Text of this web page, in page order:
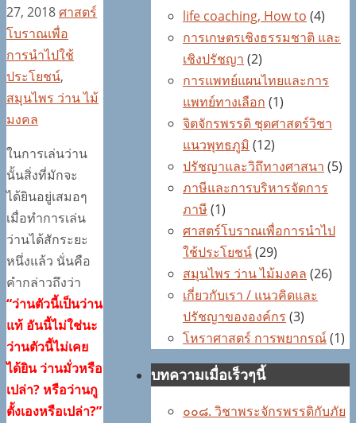
27, 2018ศาสตร์
โบราณเพื่อ
การนำไปใช้
ประโยชน์,
สมุนไพร ว่าน ไม้
มงคล
ในการเล่นว่าน
นั้นสิ่งที่มักจะ
ได้ยินอยู่เสมอๆ
เมื่อทำการเล่น
ว่านได้สักระยะ
หนึ่งแล้ว นั่นคือ
คำกล่าวถึงว่า
“ว่านตัวนี้เป็นว่าน
แท้ อันนี้ไม่ใช่นะ
ว่านตัวนี้ไม่เคย
ได้ยิน ว่านมั่วหรือ
เปล่า? หรือว่านกู
ตั้งเองหรือเปล่า?”
life coaching, How to (4)
การเกษตรเชิงธรรมชาติ และ
เชิงปรัชญา (2)
การแพทย์แผนไทยและการ
แพทย์ทางเลือก (1)
จิตจักรพรรดิ ชุดศาสตร์วิชา
แนวพุทธภูมิ (12)
ปรัชญาและวิถึทางศาสนา (5)
ภาษีและการบริหารจัดการ
ภาษี (1)
ศาสตร์โบราณเพื่อการนำไป
ใช้ประโยชน์(29)
สมุนไพร ว่าน ไม้มงคล (26)
เกี่ยวกับเรา / แนวคิดและ
ปรัชญาขององค์กร (3)
โหราศาสตร์ การพยากรณ์(1)
บทความเมื่อเร็วๆนี้
๐๐๘. วิชาพระจักรพรรดิกับภัย